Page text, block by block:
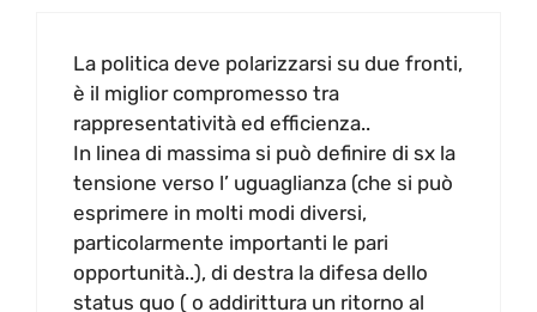
La politica deve polarizzarsi su due fronti,
è il miglior compromesso tra
rappresentatività ed efficienza..
In linea di massima si può definire di sx la
tensione verso l’ uguaglianza (che si può
esprimere in molti modi diversi,
particolarmente importanti le pari
opportunità..), di destra la difesa dello
status quo ( o addirittura un ritorno al